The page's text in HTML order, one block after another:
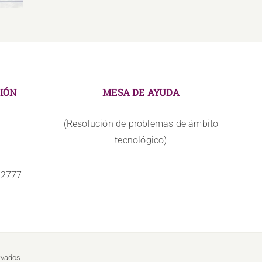
MESA DE AYUDA
(Resolución de problemas de ámbito
tecnológico)